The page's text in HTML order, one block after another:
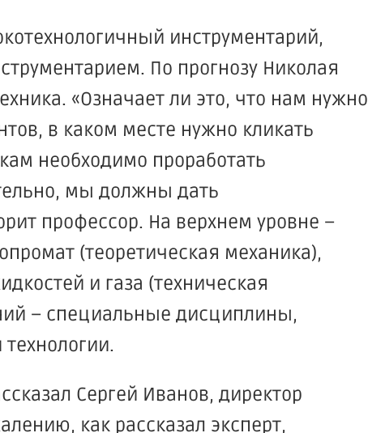
инструментарий,
По прогнозу Николая
«Означает ли это, что нам нужно
в каком месте нужно кликать
необходимо проработать
мы должны дать
профессор. На верхнем уровне –
(теоретическая механика),
и газа (техническая
– специальные дисциплины,
Сергей Иванов, директор
как рассказал эксперт,